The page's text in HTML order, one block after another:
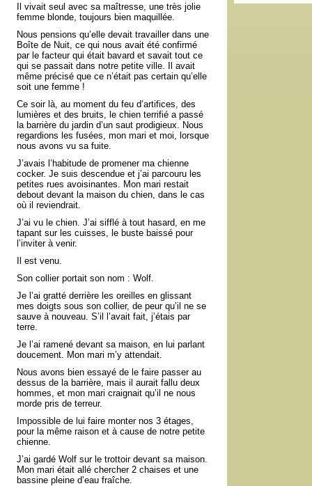
Il vivait seul avec sa maîtresse, une très jolie
femme blonde, toujours bien maquillée.
Nous pensions qu’elle devait travailler dans une
Boîte de Nuit, ce qui nous avait été confirmé
par le facteur qui était bavard et savait tout ce
qui se passait dans notre petite ville. Il avait
même précisé que ce n’était pas certain qu’elle
soit une femme !
Ce soir là, au moment du feu d’artifices, des
lumières et des bruits, le chien terrifié a passé
la barrière du jardin d’un saut prodigieux. Nous
regardions les fusées, mon mari et moi, lorsque
nous avons vu sa fuite.
J’avais l’habitude de promener ma chienne
cocker. Je suis descendue et j’ai parcouru les
petites rues avoisinantes. Mon mari restait
debout devant la maison du chien, dans le cas
où il reviendrait.
J’ai vu le chien. J’ai sifflé à tout hasard, en me
tapant sur les cuisses, le buste baissé pour
l’inviter à venir.
Il est venu.
Son collier portait son nom : Wolf.
Je l’ai gratté derrière les oreilles en glissant
mes doigts sous son collier, de peur qu’il ne se
sauve à nouveau. S’il l’avait fait, j’étais par
terre.
Je l’ai ramené devant sa maison, en lui parlant
doucement. Mon mari m’y attendait.
Nous avons bien essayé de le faire passer au
dessus de la barrière, mais il aurait fallu deux
hommes, et mon mari craignait qu’il ne nous
morde pris de terreur.
Impossible de lui faire monter nos 3 étages,
pour la même raison et à cause de notre petite
chienne.
J’ai gardé Wolf sur le trottoir devant sa maison.
Mon mari était allé chercher 2 chaises et une
bassine pleine d’eau fraîche.